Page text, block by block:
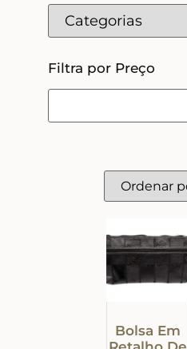
Filtra por Preço
Bolsa Em